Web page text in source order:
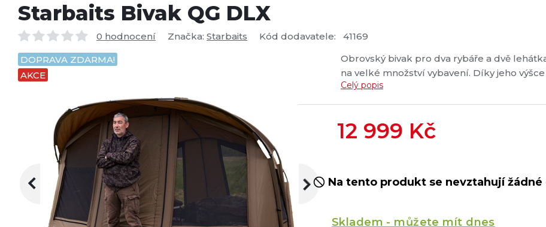
Starbaits Bivak QG DLX
0 hodnocení Značka: Starbaits Kód dodavatele: 41169
DOPRAVA ZDARMA!
AKCE
Obrovský bivak pro dva rybáře a dvě
na velké množství vybavení. Díky jeho
Celý popis
12 999 Kč
Na tento produkt se nevztahují žádné
Skladem - můžete mít dnes